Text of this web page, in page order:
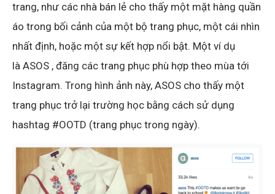
trang, như các nhà bán lẻ cho thấy một mặt hàng quần
áo trong bối cảnh của một bộ trang phục, một cái nhìn
nhất định, hoặc một sự kết hợp nổi bật. Một ví dụ
là ASOS , đăng các trang phục phù hợp theo mùa tới
Instagram. Trong hình ảnh này, ASOS cho thấy một
trang phục trở lại trường học bằng cách sử dụng
hashtag #OOTD (trang phục trong ngày).